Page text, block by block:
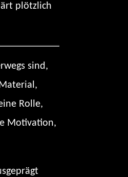
plötzlich
sind,
Rolle,
Motivation,